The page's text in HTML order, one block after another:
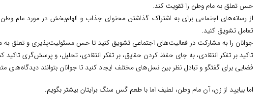
حس تعلق به مام وطن را تقویت کند.
از رسانه‌های اجتماعی برای به اشتراک گذاشتن محتوای جذاب و الهام‌بخش در مورد مام وطن
تعامل تشویق کنید.
جوانان را به مشارکت در فعالیت‌های اجتماعی تشویق کنید تا حس مسئولیت‌پذیری و تعلق به
تاکید بر تفکر انتقادی، به جای حفظ کردن حقایق، بر تفکر انتقادی، تحلیل، و پرسش‌گری تاکید
فضایی برای گفتگو و تبادل نظر بین نسل‌های مختلف ایجاد کنید تا جوانان بتوانند دیدگاه‌های
اما بیایید از زن، آن مام وطن، لطیف اما با طعم گس سنگ برایتان بیشتر بگویم.